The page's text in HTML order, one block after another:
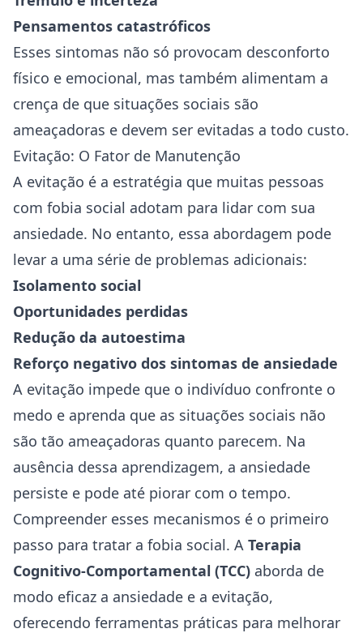
Pensamentos catastróficos
Esses sintomas não só provocam desconforto
físico e emocional, mas também alimentam a
crença de que situações sociais são
ameaçadoras e devem ser evitadas a todo custo.
Evitação: O Fator de Manutenção
A evitação é a estratégia que muitas pessoas
com fobia social adotam para lidar com sua
ansiedade. No entanto, essa abordagem pode
levar a uma série de problemas adicionais:
Isolamento social
Oportunidades perdidas
Redução da autoestima
Reforço negativo dos sintomas de ansiedade
A evitação impede que o indivíduo confronte o
medo e aprenda que as situações sociais não
são tão ameaçadoras quanto parecem. Na
ausência dessa aprendizagem, a ansiedade
persiste e pode até piorar com o tempo.
Compreender esses mecanismos é o primeiro
passo para tratar a fobia social. A Terapia
Cognitivo-Comportamental (TCC) aborda de
modo eficaz a ansiedade e a evitação,
oferecendo ferramentas práticas para melhorar